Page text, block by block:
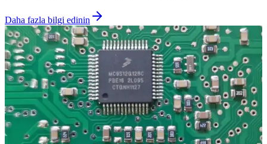
Daha fazla bilgi edinin